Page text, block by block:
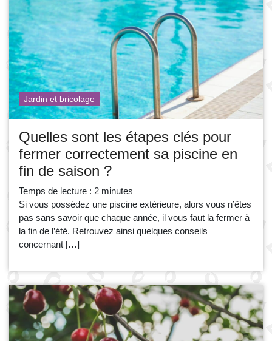
Jardin et bricolage
Quelles sont les étapes clés pour
fermer correctement sa piscine en
fin de saison ?
Temps de lecture : 2 minutes
Si vous possédez une piscine extérieure, alors vous n’êtes
pas sans savoir que chaque année, il vous faut la fermer à
la fin de l’été. Retrouvez ainsi quelques conseils
concernant […]